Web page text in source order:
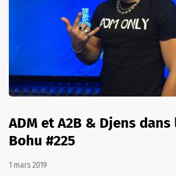
ADM et A2B & Djens dans
Bohu #225
1 mars 2019